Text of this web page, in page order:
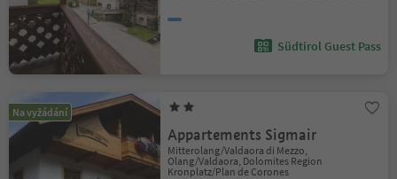
Südtirol Guest Pass
Na vyžádání
Appartements Sigmair
Mitterolang/Valdaora di Mezzo,
Olang/Valdaora, Dolomites Region
Kronplatz/Plan de Corones